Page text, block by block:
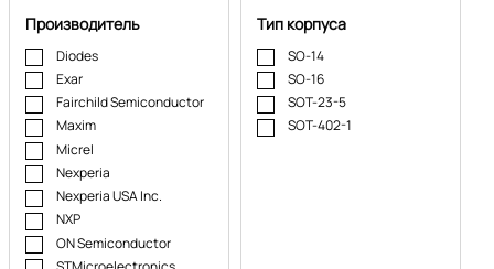
Производитель
Diodes
Exar
Fairchild Semiconductor
Maxim
Micrel
Nexperia
Nexperia USA Inc.
NXP
ON Semiconductor
Тип корпуса
SO-14
SO-16
SOT-23-5
SOT-402-1